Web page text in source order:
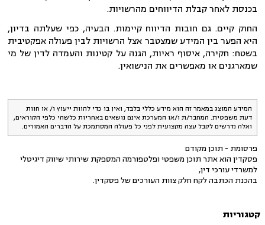
בכנסת לאחר קבלת הדיווחים מהרשויות.
החוק קיים. גם חובות הדיווח קיימות. הבעיה, כפי שעלתה בדיון,
היא הפער בין המידע שמצטבר אצל הרשויות לבין פעולה אפקטיבית
בשטח: חקירה, איסוף ראיות, הגנה על קטינות והעמדה לדין של מי
שמארגנים או מאפשרים את הנישואין.
המידע המוצג במאמר זה הוא מידע כללי בלבד, ואין בו כדי להוות ייעוץ ו/ או חוות
דעת משפטית. המחבר/ת ו/או המערכת אינם נושאים באחריות כלשהי כלפי הקוראים,
ואלה נדרשים לקבל עצה מקצועית לפני כל פעולה המסתמכת על הדברים האמורים.
פרסומת - תוכן מקודם
פסקדין הוא אתר תוכן משפטי ופלטפורמה המספקת שירותי שיווק דיגיטלי
למשרדי עורכי דין,
בהכנת הכתבה לקח חלק צוות העורכים של פסקדין.
קטגוריות